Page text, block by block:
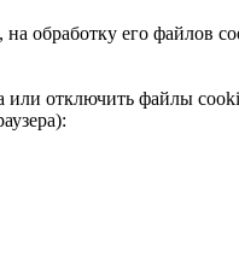
обработку его файлов
или отключить файлы